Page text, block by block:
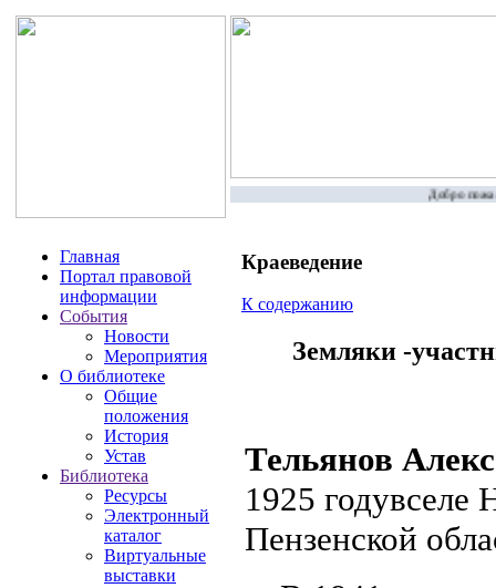
Добро
Главная
Портал правовой
информации
События
Новости
Мероприятия
О библиотеке
Общие
положения
История
Устав
Библиотека
Ресурсы
Электронный
каталог
Виртуальные
выставки
Краеведение
К содержанию
Земляки -
Тельянов
1925 годувселе
Пензенской